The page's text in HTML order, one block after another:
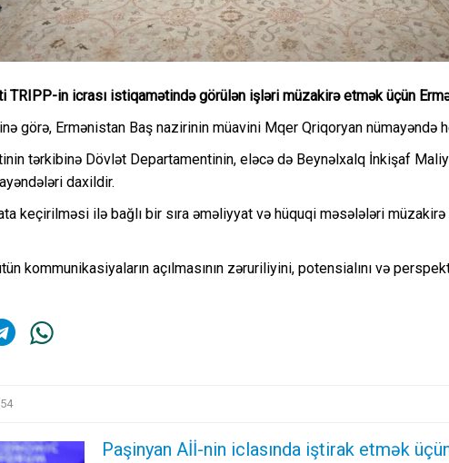
TRIPP-in icrası istiqamətində görülən işləri müzakirə etmək üçün
görə, Ermənistan Baş nazirinin müavini Mqer Qriqoryan nümayəndə
tərkibinə Dövlət Departamentinin, eləcə də Beynəlxalq İnkişaf
daxildir.
keçirilməsi ilə bağlı bir sıra əməliyyat və hüquqi məsələləri
kommunikasiyaların açılmasının zəruriliyini, potensialını və
Paşinyan Aİİ-nin iclasında iştirak etmək üçün